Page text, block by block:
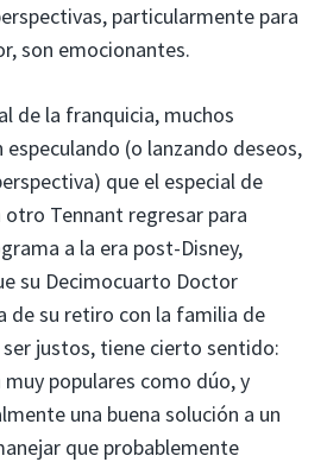
particularmente para
son emocionantes.
de la franquicia, muchos
(o lanzando deseos,
que el especial de
otro Tennant regresar para
a la era post-Disney,
su Decimocuarto Doctor
de su retiro con la familia de
ser justos, tiene cierto sentido:
populares como dúo, y
una buena solución a un
que probablemente